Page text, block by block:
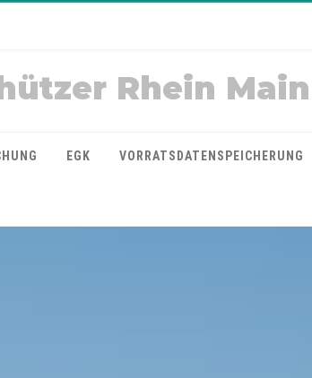
Rhein Main
EGK VORRATSDATENSPEICHERUNG